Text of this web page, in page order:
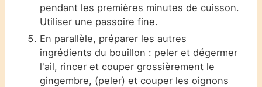
pendant les premières minutes de cuisson.
Utiliser une passoire fine.
En parallèle, préparer les autres
ingrédients du bouillon : peler et dégermer
l'ail, rincer et couper grossièrement le
gingembre, (peler) et couper les oignons